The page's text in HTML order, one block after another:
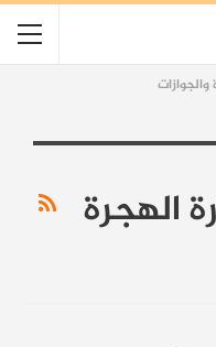
والجوازات
الهجرة